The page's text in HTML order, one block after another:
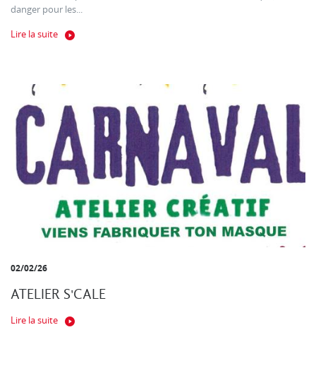
danger pour les...
Lire la suite
02/02/26
ATELIER S'CALE
Lire la suite